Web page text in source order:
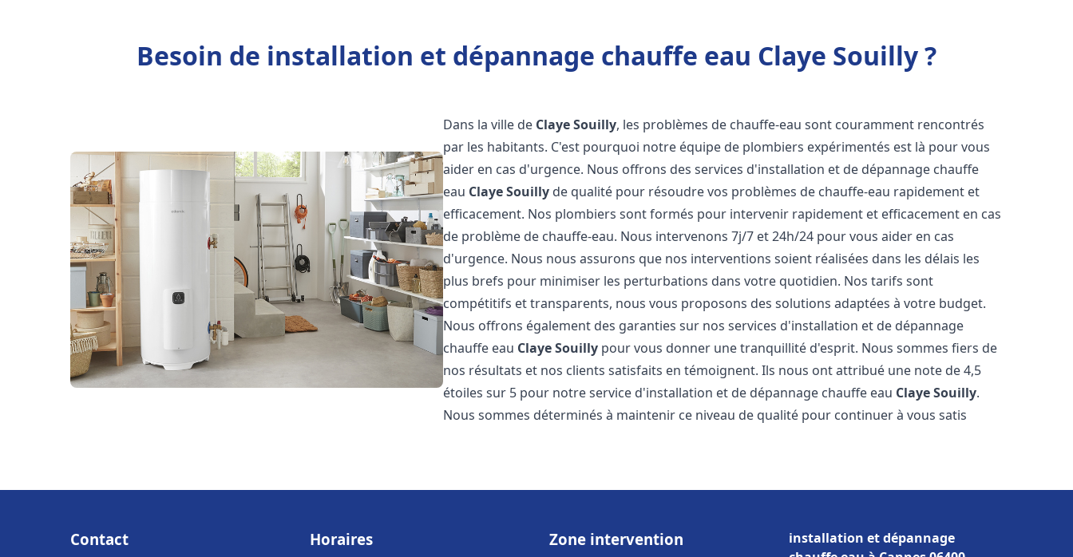
Besoin de installation et dépannage chauffe eau Claye Souilly ?
Dans la ville de Claye Souilly, les problèmes de chauffe-eau sont couramment rencontrés
par les habitants. C'est pourquoi notre équipe de plombiers expérimentés est là pour vous
aider en cas d'urgence. Nous offrons des services d'installation et de dépannage chauffe
eau Claye Souilly de qualité pour résoudre vos problèmes de chauffe-eau rapidement et
efficacement. Nos plombiers sont formés pour intervenir rapidement et efficacement en cas
de problème de chauffe-eau. Nous intervenons 7j/7 et 24h/24 pour vous aider en cas
d'urgence. Nous nous assurons que nos interventions soient réalisées dans les délais les
plus brefs pour minimiser les perturbations dans votre quotidien. Nos tarifs sont
compétitifs et transparents, nous vous proposons des solutions adaptées à votre budget.
Nous offrons également des garanties sur nos services d'installation et de dépannage
chauffe eau Claye Souilly pour vous donner une tranquillité d'esprit. Nous sommes fiers de
nos résultats et nos clients satisfaits en témoignent. Ils nous ont attribué une note de 4,5
étoiles sur 5 pour notre service d'installation et de dépannage chauffe eau Claye Souilly.
Nous sommes déterminés à maintenir ce niveau de qualité pour continuer à vous satis
Contact Horaires Zone intervention
installation et dépannage